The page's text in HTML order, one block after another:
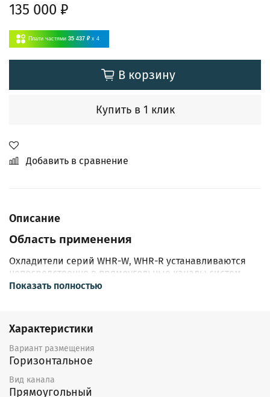
135 000 ₽
Плати частями 35 437 ₽ x 4
В корзину
Купить в 1 клик
Добавить в сравнение
Описание
Область применения
Охладители серий WHR-W, WHR-R устанавливаются
непосредственно в прямоугольные каналы систем
приточной вентиляции жилых, общественных и
Описание
Корпуса воздухоохладителей серий WHR-W и WHR-R
изготовлены из оцинкованного стального листа.
Теплообменник выполнен из медных труб с
Показать полностью
Характеристики
Вариант размещения
Горизонтальное
Вид канала
Прямоугольный